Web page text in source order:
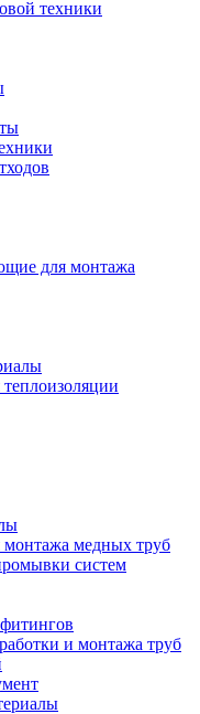
техники
для монтажа
монтажа медных труб
систем
и монтажа труб